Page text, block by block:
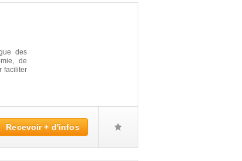
des
de
faciliter
Recevoir + d'infos